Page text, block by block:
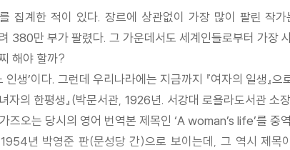
집계한 적이 있다. 장르에 상관없이 가장 많이 팔린 작
만 부가 팔렸다. 그 가운데서도 세계인들로부터 가장
해야 할까?
생’이다. 그런데 우리나라에는 지금까지 『여자의 일생』
자의 한평생』(박문서관, 1926년. 서강대 로욜라도서관
오는 당시의 영어 번역본 제목인 ‘A woman’s life’를 중
년 박영준 판(문성당 간)으로 보이는데, 그 역시 제목